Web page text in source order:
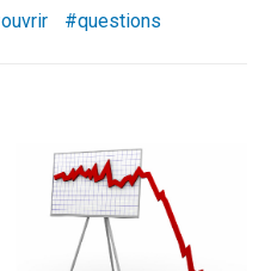
ouvrir questions